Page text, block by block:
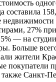
составила
27%
— на
Больше
жители
покупатели
Санкт-